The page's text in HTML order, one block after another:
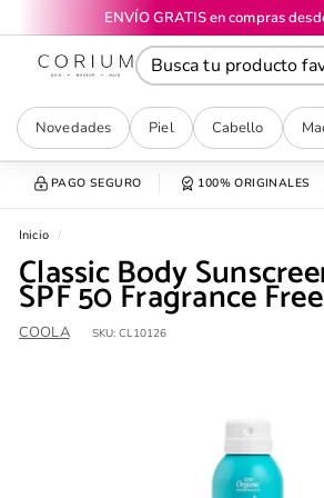
directamente
contenido
pausa
ENVÍO GRATIS en compras
CORIUM
Novedades
Piel Cabello
PAGO SEGURO 100% ORIGINALES
Inicio /
Classic Body
SPF 50 Fragrance Free
COOLA SKU:CL10126